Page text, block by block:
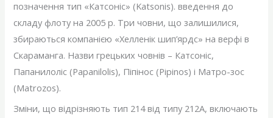
позначення тип «Катсоніс» (Katsonis). введення до
складу флоту на 2005 р. Три човни, що залишилися,
збираються компанією «Хелленік шип’ярдс» на верфі в
Скараманга. Назви грецьких човнів – Катсоніс,
Папанилоліс (Papanilolis), Піпінос (Pipinos) і Матро-зос
(Matrozos).
Зміни, що відрізняють тип 214 від типу 212А, включають